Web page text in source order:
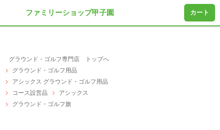
グラウンド・ゴルフ専門店 トップへ
グラウンド・ゴルフ用品
アシックス グラウンド・ゴルフ用品
コース設営品
アシックス
グラウンド・ゴルフ旗
ファミリーショップ甲子園 カート